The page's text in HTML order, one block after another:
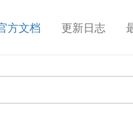
方文档 更新日志